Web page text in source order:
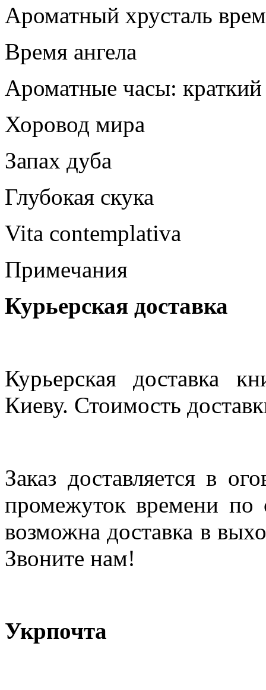
Ароматный хрусталь
Время ангела
Ароматные часы:
Хоровод мира
Запах дуба
Глубокая скука
Vita contemplativa
Примечания
Курьерская доставка
Курьерская доставка
Киеву. Стоимость
Заказ доставляется в
промежуток времени по
возможна доставка в
Звоните нам!
Укрпочта